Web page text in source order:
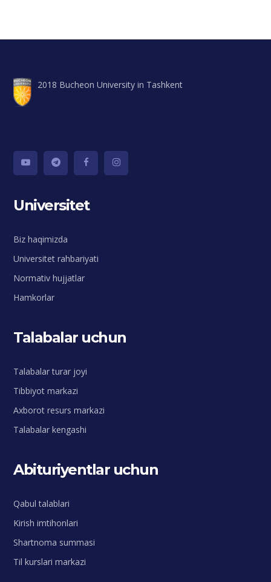
2018 Bucheon University in Tashkent
Universitet
Biz haqimizda
Universitet rahbariyati
Normativ hujjatlar
Hamkorlar
Talabalar uchun
Talabalar turar joyi
Tibbiyot markazi
Axborot resurs markazi
Talabalar kengashi
Abituriyentlar uchun
Qabul talablari
Kirish imtihonlari
Shartnoma summasi
Til kurslari markazi